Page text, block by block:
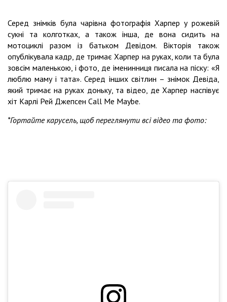
Серед знімків була чарівна фотографія Харпер у рожевій
сукні та колготках, а також інша, де вона сидить на
мотоциклі разом із батьком Девідом. Вікторія також
опублікувала кадр, де тримає Харпер на руках, коли та була
зовсім маленькою, і фото, де іменинниця писала на піску: «Я
люблю маму і тата». Серед інших світлин – знімок Девіда,
який тримає на руках доньку, та відео, де Харпер наспівує
хіт Карлі Рей Джепсен Call Me Maybe.
*Гортайте карусель, щоб переглянути всі відео та фото: